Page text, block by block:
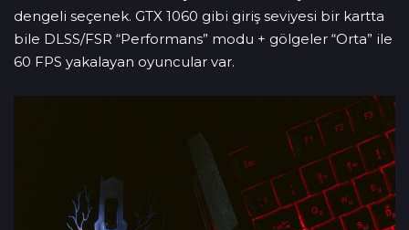
dengeli seçenek. GTX 1060 gibi giriş seviyesi bir kartta
bile DLSS/FSR “Performans” modu + gölgeler “Orta” ile
60 FPS yakalayan oyuncular var.